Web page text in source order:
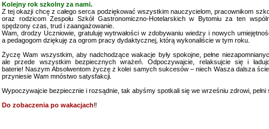
Kolejny rok szkolny za nami.
Z tej okazji chcę z całego serca podziękować wszystkim nauczycielom, pracownikom
oraz rodzicom Zespołu Szkół Gastronomiczno-Hotelarskich w Bytomiu za ten
spędzony czas, trud i zaangażowanie.
Wam, drodzy Uczniowie, gratuluję wytrwałości w zdobywaniu wiedzy i nowych
a pedagogom dziękuję za ogrom pracy dydaktycznej, którą wykonaliście w tym roku.
Życzę Wam wszystkim, aby nadchodzące wakacje były spokojne, pełne
ale przede wszystkim bezpiecznych wrażeń. Odpoczywajcie, relaksujcie się i
baterie! Naszym Absolwentom życzę z kolei samych sukcesów – niech Wasza dalsza
przyniesie Wam mnóstwo satysfakcji.
Wypoczywajcie bezpiecznie i rozsądnie, tak abyśmy spotkali się we wrześniu zdrowi, pełni
Do zobaczenia po wakacjach‼️